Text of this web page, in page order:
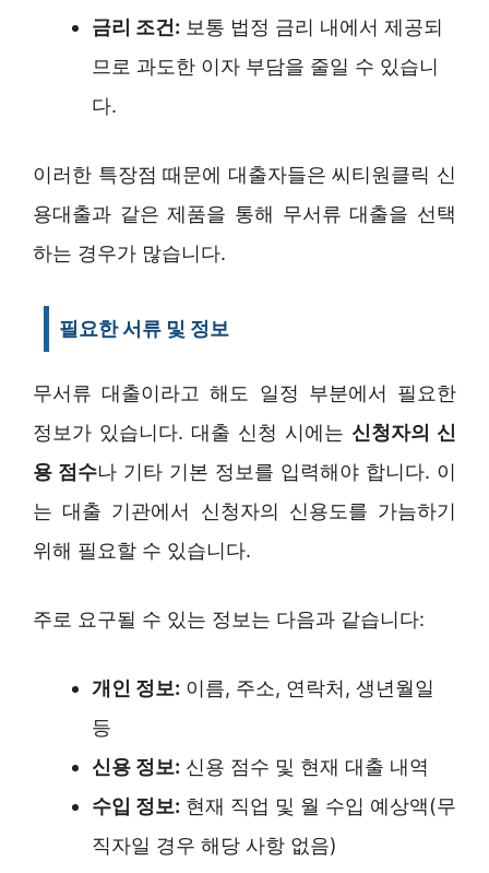
금리 조건: 보통 법정 금리 내에서 제공되
므로 과도한 이자 부담을 줄일 수 있습니
다.
이러한 특장점 때문에 대출자들은 씨티원클릭 신
용대출과 같은 제품을 통해 무서류 대출을 선택
하는 경우가 많습니다.
필요한 서류 및 정보
무서류 대출이라고 해도 일정 부분에서 필요한
정보가 있습니다. 대출 신청 시에는 신청자의 신
용 점수나 기타 기본 정보를 입력해야 합니다. 이
는 대출 기관에서 신청자의 신용도를 가늠하기
위해 필요할 수 있습니다.
주로 요구될 수 있는 정보는 다음과 같습니다:
개인 정보: 이름, 주소, 연락처, 생년월일
등
신용 정보: 신용 점수 및 현재 대출 내역
수입 정보: 현재 직업 및 월 수입 예상액(무
직자일 경우 해당 사항 없음)